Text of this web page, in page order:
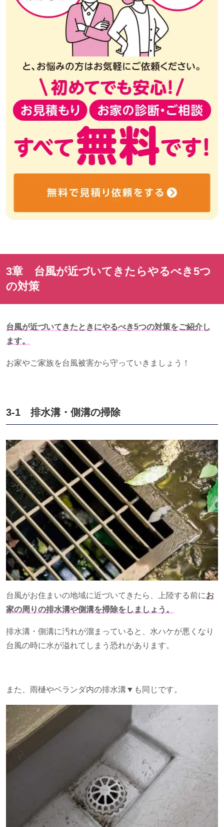
3章 台風が近づいてきたらやるべき5つ
の対策
台風が近づいてきたときにやるべき5つの対策をご紹介し
ます。
お家やご家族を台風被害から守っていきましょう！
3-1 排水溝・側溝の掃除
台風がお住まいの地域に近づいてきたら、上陸する前にお
家の周りの排水溝や側溝を掃除をしましょう。
排水溝・側溝に汚れが溜まっていると、水ハケが悪くなり
台風の時に水が溢れてしまう恐れがあります。
また、雨樋やベランダ内の排水溝▼も同じです。